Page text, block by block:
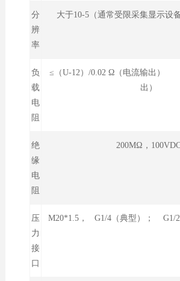
分
辨
率
大于10-5（通常受限采集显示设
负
载
电
阻
≤（U-12）/0.02 Ω（电流输出）
出）
绝
缘
电
阻
200MΩ，
压
力
接
口
M20*1.5， G1/4（典型）； G1/2